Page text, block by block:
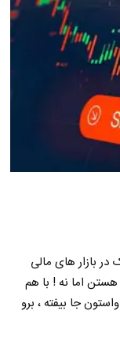
بازار های مالی
اما نه ! با هم
جا بیفته ، برو